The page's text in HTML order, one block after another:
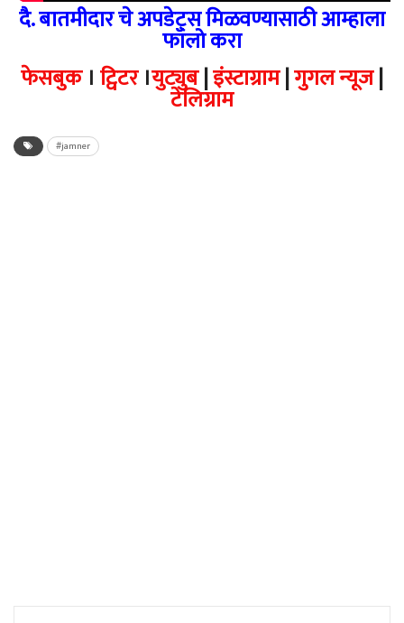
दै. बातमीदार चे अपडेट्स मिळवण्यासाठी आम्हाला
फॉलो करा
फेसबुक। ट्विटर।युट्युब|इंस्टाग्राम|गुगल न्यूज|
टेलिग्राम
#jamner